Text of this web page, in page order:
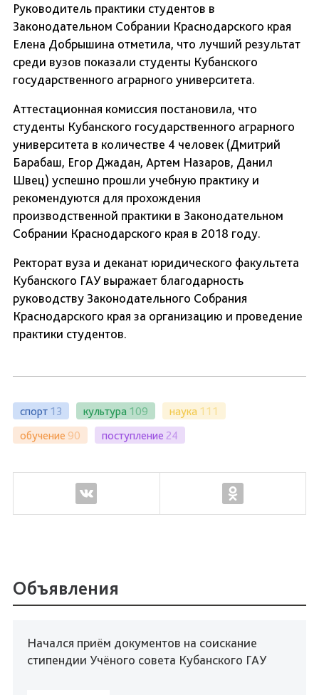
Руководитель практики студентов в
Законодательном Собрании Краснодарского края
Елена Добрышина отметила, что лучший результат
среди вузов показали студенты Кубанского
государственного аграрного университета.
Аттестационная комиссия постановила, что
студенты Кубанского государственного аграрного
университета в количестве 4 человек (Дмитрий
Барабаш, Егор Джадан, Артем Назаров, Данил
Швец) успешно прошли учебную практику и
рекомендуются для прохождения
производственной практики в Законодательном
Собрании Краснодарского края в 2018 году.
Ректорат вуза и деканат юридического факультета
Кубанского ГАУ выражает благодарность
руководству Законодательного Собрания
Краснодарского края за организацию и проведение
практики студентов.
спорт 13 культура 109 наука 111
обучение 90 поступление 24
Объявления
Начался приём документов на соискание
стипендии Учёного совета Кубанского ГАУ